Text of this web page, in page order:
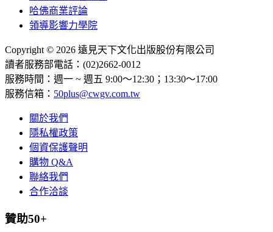
哈佛商業評論
領導影響力學院
Copyright © 2026 遠見天下文化出版股份有限公司
讀者服務部電話：(02)2662-0012
服務時間：週一 ~ 週五 9:00～12:30；13:30～17:00
服務信箱： 50plus@cwgv.com.tw
關於我們
隱私權政策
個資保護聲明
購物 Q&A
聯絡我們
合作洽談
贊助50+